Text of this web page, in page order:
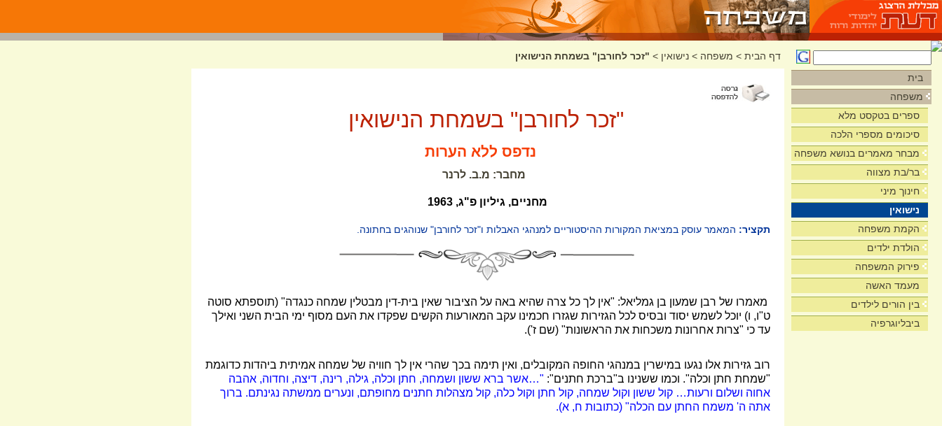
בית
משפחה
ספרים בטקסט מלא
סיכומים מספרי הלכה
מבחר מאמרים בנושא משפחה
בר/בת מצווה
חינוך מיני
נישואין
הקמת משפחה
הולדת ילדים
פירוק המשפחה
מעמד האשה
בין הורים לילדים
ביבליוגרפיה
דף הבית > משפחה > נישואין > "זכר לחורבן" בשמחת הנישואין
"זכר לחורבן" בשמחת הנישואין
נדפס ללא הערות
מחבר: מ.ב. לרנר
מחניים, גיליון פ"ג, 1963
תקציר: המאמר עוסק במציאת המקורות ההיסטוריים למנהגי האבלות ו"זכר לחורבן" שנוהגים בחתונה.
מאמרו של רבן שמעון בן גמליאל: "אין לך כל צרה שהיא באה על הציבור שאין בית-דין מבטלין שמחה כנגדה" (תוספתא סוטה
ט"ו, ו) יוכל לשמש יסוד ובסיס לכל הגזירות שגזרו חכמינו עקב המאורעות הקשים שפקדו את העם מסוף ימי הבית השני ואילך
עד כי "צרות אחרונות משכחות את הראשונות" (שם ז').
רוב גזירות אלו נגעו במישרין במנהגי החופה המקובלים, ואין תימה בכך שהרי אין לך חוויה של שמחה אמיתית ביהדות כדוגמת
"שמחת חתן וכלה". וכמו ששנינו ב"ברכת חתנים": "
…אשר ברא ששון ושמחה, חתן וכלה, גילה, רינה, דיצה, וחדוה, אהבה
אחוה ושלום ורעות… קול ששון וקול שמחה, קול חתן וקול כלה, קול מצהלות חתנים מחופתם, ונערים ממשתה נגינתם. ברוך
אתה ה' משמח החתן עם הכלה" (כתובות ח, א).